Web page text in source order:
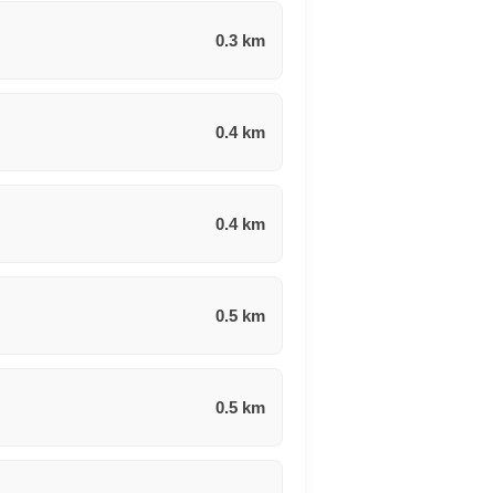
0.3 km
0.4 km
0.4 km
0.5 km
0.5 km